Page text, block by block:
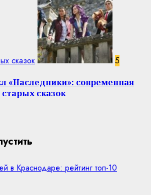
сказок 5
«Наследники»: современная
сказок
в Краснодаре: рейтинг топ-10